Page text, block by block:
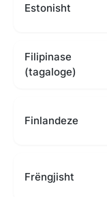
Estonisht
Filipinase
(tagaloge)
Finlandeze
Frëngjisht